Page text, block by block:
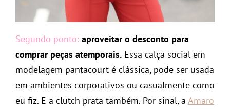
Segundo ponto: aproveitar o desconto para
comprar peças atemporais. Essa calça social em
modelagem pantacourt é clássica, pode ser usada
em ambientes corporativos ou casualmente como
eu fiz. E a clutch prata também. Por sinal, a Amaro